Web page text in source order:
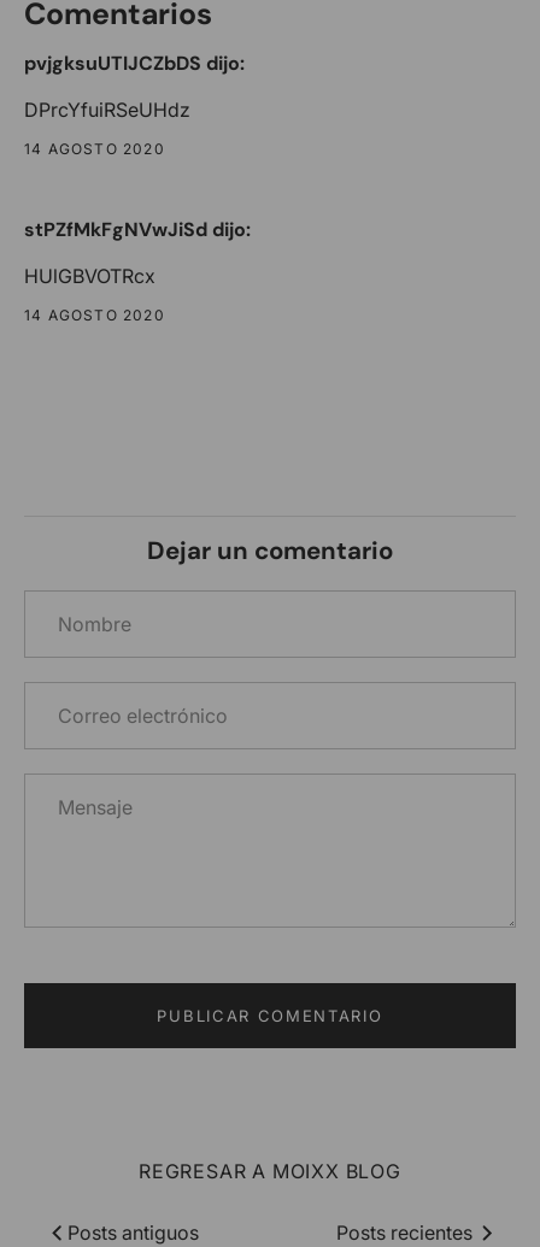
Comentarios
pvjgksuUTIJCZbDS dijo:
DPrcYfuiRSeUHdz
14 AGOSTO 2020
stPZfMkFgNVwJiSd dijo:
HUlGBVOTRcx
14 AGOSTO 2020
Dejar un comentario
REGRESAR A MOIXX BLOG
Posts antiguos Posts recientes